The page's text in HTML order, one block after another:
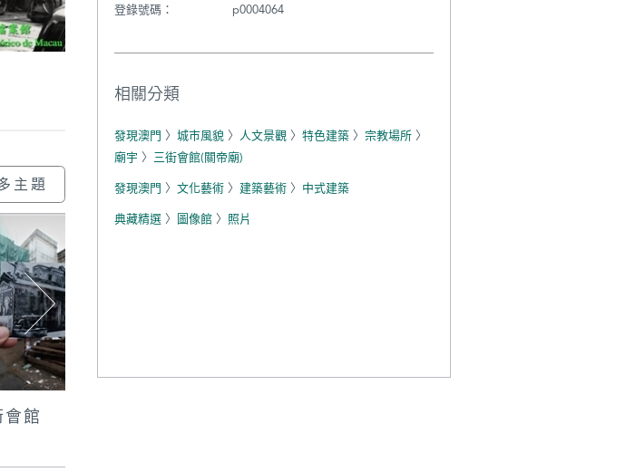
主題
會館
登錄號碼：
p0004064
相關分類
發現澳門 〉 城市風貌 〉 人文景觀 〉 特色建築 〉 宗教場所 〉
廟宇 〉 三街會館(關帝廟)
發現澳門 〉 文化藝術 〉 建築藝術 〉 中式建築
典藏精選 〉 圖像館 〉 照片